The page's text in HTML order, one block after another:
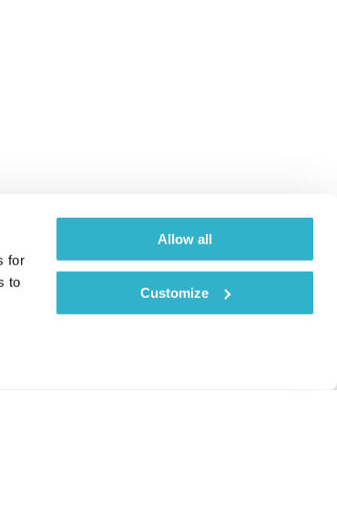
for
to
Allow all
Customize